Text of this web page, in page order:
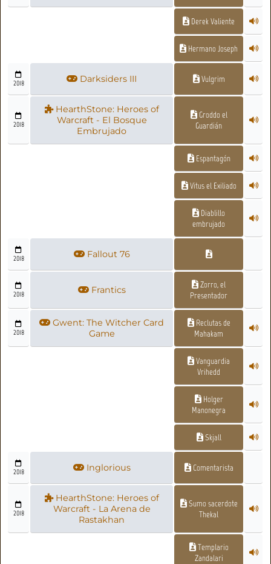
Derek Valiente
Hermano Joseph
2018 Darksiders III Vulgrim
2018
HearthStone: Heroes of
Warcraft - El Bosque
Embrujado
Groddo el
Guardián
Espantagón
Vitus el Exiliado
Diablillo
embrujado
2018 Fallout 76
2018 Frantics
Zorro, el
Presentador
2018
Gwent: The Witcher Card
Game
Reclutas de
Mahakam
Vanguardia
Vrihedd
Holger
Manonegra
Skjall
2018 Inglorious Comentarista
2018
HearthStone: Heroes of
Warcraft - La Arena de
Rastakhan
Sumo sacerdote
Thekal
Templario
Zandalari